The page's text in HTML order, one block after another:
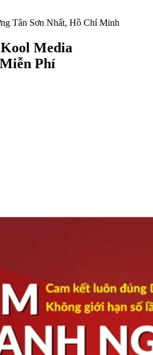
Tân Sơn Nhất, Hồ Chí Minh
Media
Phí